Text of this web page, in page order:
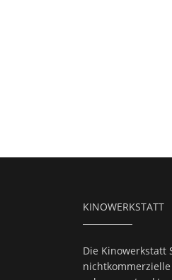
KINOWERKSTATT
Die Kinowerkstatt